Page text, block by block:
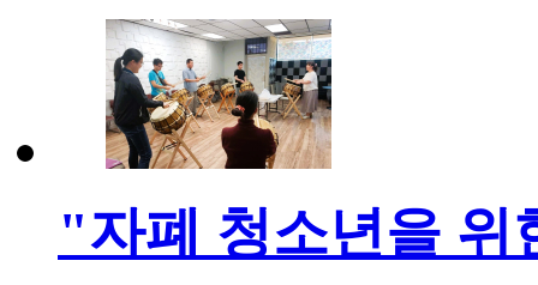
"자폐 청소년을 위